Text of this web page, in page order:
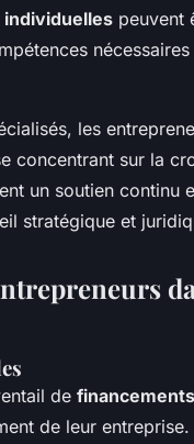
peuvent
les
concentrant sur la
un soutien continu
stratégique et
de financements
de leur entreprise.